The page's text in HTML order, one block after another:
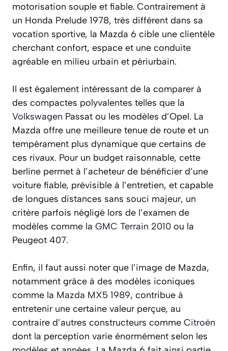
motorisation souple et fiable. Contrairement à
un Honda Prelude 1978, très différent dans sa
vocation sportive, la Mazda 6 cible une clientèle
cherchant confort, espace et une conduite
agréable en milieu urbain et périurbain.
Il est également intéressant de la comparer à
des compactes polyvalentes telles que la
Volkswagen Passat ou les modèles d’Opel. La
Mazda offre une meilleure tenue de route et un
tempérament plus dynamique que certains de
ces rivaux. Pour un budget raisonnable, cette
berline permet à l’acheteur de bénéficier d’une
voiture fiable, prévisible à l’entretien, et capable
de longues distances sans souci majeur, un
critère parfois négligé lors de l’examen de
modèles comme la GMC Terrain 2010 ou la
Peugeot 407.
Enfin, il faut aussi noter que l’image de Mazda,
notamment grâce à des modèles iconiques
comme la Mazda MX5 1989, contribue à
entretenir une certaine valeur perçue, au
contraire d’autres constructeurs comme Citroën
dont la perception varie énormément selon les